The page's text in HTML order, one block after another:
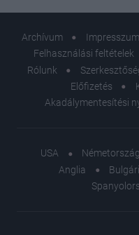
Archívum Impresszum
Felhasználási feltételek
Rólunk
Előfizetés
Akadálymentesítési
USA Németország
Anglia